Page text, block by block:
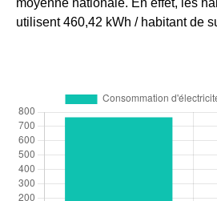
utilisent 460,42 kWh / habitant de